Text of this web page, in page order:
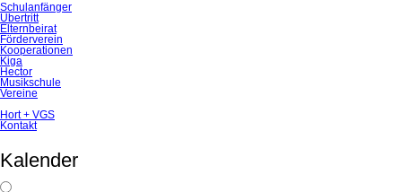
Schulanfänger
Übertritt
Elternbeirat
Förderverein
Kooperationen
Kiga
Hector
Musikschule
Vereine
Hort + VGS
Kontakt
Kalender